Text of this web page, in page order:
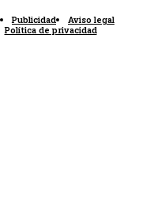
Publicidad
Aviso legal
Política de privacidad